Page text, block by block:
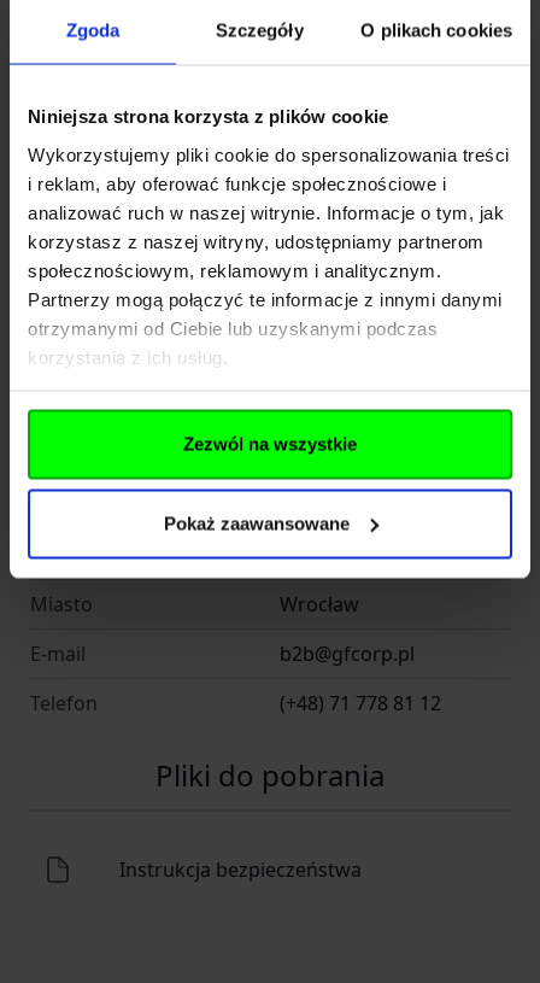
Zgoda Szczegóły O plikach cookies
Niniejsza strona korzysta z plików cookie
Wykorzystujemy pliki cookie do spersonalizowania treści
i reklam, aby oferować funkcje społecznościowe i
analizować ruch w naszej witrynie. Informacje o tym, jak
korzystasz z naszej witryny, udostępniamy partnerom
społecznościowym, reklamowym i analitycznym.
Partnerzy mogą połączyć te informacje z innymi danymi
otrzymanymi od Ciebie lub uzyskanymi podczas
korzystania z ich usług.
Zezwól na wszystkie
Pokaż zaawansowane
Polska
Adres
Kod pocztowy
51-162
Miasto
Wrocław
E-mail
info@gfcorp.p
Importer
SK
Polska
Kod pocztowy
51-162
Miasto
Wrocław
E-mail
b2b@gfcorp.pl
Telefon
(+48) 71 778 81 12
Pliki do pobrania
Instrukcja bezpieczeństwa